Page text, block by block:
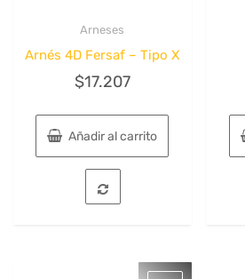
Arneses
Arnés 4D Fersaf – Tipo X
$17.207
Añadir al carrito